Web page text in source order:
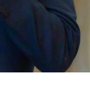
Galeria de Presidents
Seu Social